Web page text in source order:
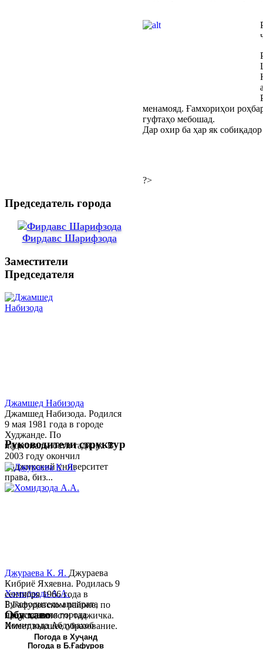
менамояд. Ғамхориҳои
гуфтаҳо мебошад.
Дар охир ба ҳар як
?>
Председатель города
Фирдавс Шарифзода
Заместители
Председателя
Джамшед Набизода
Джамшед Набизода. Родился
9 мая 1981 года в городе
Худжанде. По
национальности таджик. В
2003 году окончил
Таджикский университет
права, биз...
Хомидзода А.А.
Руководитель аппарата
председателя города
Хомидзода Абдувахоб
Абдумаджид родился 8
июня 1978 года в городе
Руководители структур
Джураева К. Я. Джураева
Кибриё Яхяевна. Родилась 9
сентября 1966 года в
Б.Гафуровском районе, по
национальности таджичка.
Имеет высшее образование.
В 1997 ...
Обу хаво
Погода в Хуҷанд
Погода в Б.Ғафуров